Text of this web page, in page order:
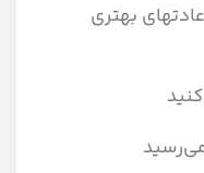
عادتهای بهتری